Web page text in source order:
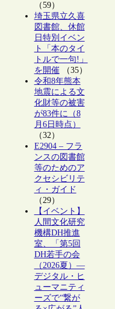
（59）
埼玉県立久喜
図書館、休館
日特別イベン
ト「本のタイ
トルで一句!」
を開催（35）
令和8年熊本
地震による文
化財等の被害
が83件に（8
月6日時点）
（32）
E2904 – フラ
ンスの図書館
等のためのア
クセシビリテ
ィ・ガイド
（29）
【イベント】
人間文化研究
機構DH推進
室、「第5回
DH若手の会
（2026夏）―
デジタル・ヒ
ューマニティ
ーズで“繋が